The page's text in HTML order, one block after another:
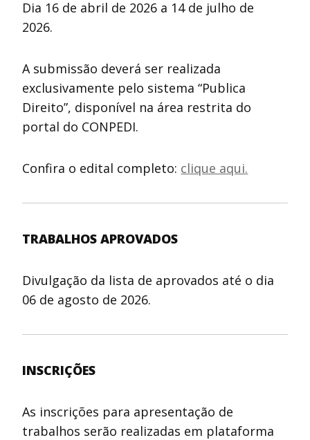
Dia 16 de abril de 2026 a 14 de julho de
2026.
A submissão deverá ser realizada
exclusivamente pelo sistema “Publica
Direito”, disponível na área restrita do
portal do CONPEDI.
Confira o edital completo: clique aqui.
TRABALHOS APROVADOS
Divulgação da lista de aprovados até o dia
06 de agosto de 2026.
INSCRIÇÕES
As inscrições para apresentação de
trabalhos serão realizadas em plataforma